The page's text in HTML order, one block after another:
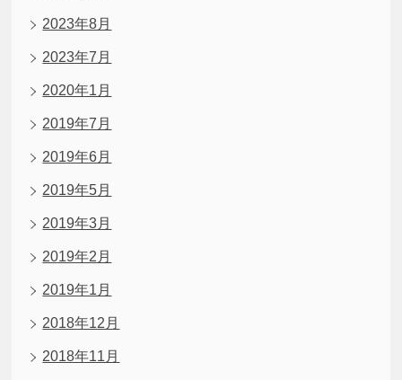
2023年8月
2023年7月
2020年1月
2019年7月
2019年6月
2019年5月
2019年3月
2019年2月
2019年1月
2018年12月
2018年11月